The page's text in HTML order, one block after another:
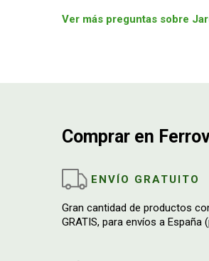
Ver más preguntas sobre
Comprar en
ENVÍO GRATUITO
Gran cantidad de productos
GRATIS, para envíos a España